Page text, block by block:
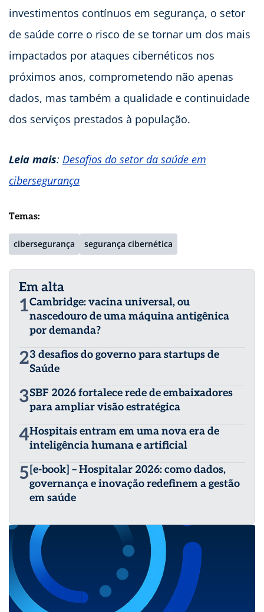
investimentos contínuos em segurança, o setor
de saúde corre o risco de se tornar um dos mais
impactados por ataques cibernéticos nos
próximos anos, comprometendo não apenas
dados, mas também a qualidade e continuidade
dos serviços prestados à população.
Leia mais: Desafios do setor da saúde em
cibersegurança
Temas:
cibersegurança segurança cibernética
Em alta
1Cambridge: vacina universal, ou
nascedouro de uma máquina antigênica
por demanda?
23 desafios do governo para startups de
Saúde
3SBF 2026 fortalece rede de embaixadores
para ampliar visão estratégica
4Hospitais entram em uma nova era de
inteligência humana e artificial
5 [e-book] – Hospitalar 2026: como dados,
governança e inovação redefinem a gestão
em saúde